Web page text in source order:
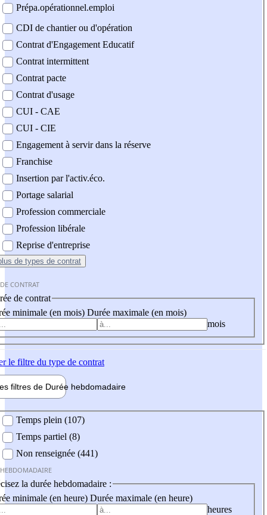
Prépa.opérationnel.emploi
CDI de chantier ou d'opération
Contrat d'Engagement Educatif
Contrat intermittent
Contrat pacte
Contrat d'usage
CUI - CAE
CUI - CIE
Engagement à servir dans la réserve
Franchise
Insertion par l'activ.éco.
Portage salarial
Profession commerciale
Profession libérale
Reprise d'entreprise
de types de contrat
CONTRAT
de contrat
minimale (en mois) Durée maximale (en mois)
mois
le filtre du type de contrat
filtres de Durée hebdomadaire
Temps plein (107)
Temps partiel (8)
Non renseignée (441)
la durée hebdomadaire :
minimale (en heure) Durée maximale (en heure)
heures